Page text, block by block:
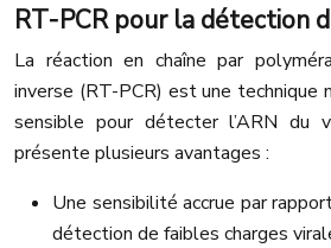
RT-PCR pour la détection
La réaction en chaîne par
inverse (RT-PCR) est une technique
sensible pour détecter l’ARN du
présente plusieurs avantages :
Une sensibilité accrue par
détection de faibles charges